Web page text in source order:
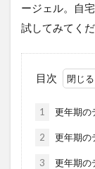
ージェル。自
試してみてくだ
目次
1 更年期の
2 更年期の
3
更年期の